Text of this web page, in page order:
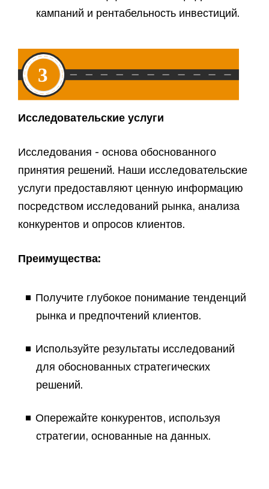
кампаний и рентабельность инвестиций.
Исследовательские услуги
Исследования - основа обоснованного
принятия решений. Наши исследовательские
услуги предоставляют ценную информацию
посредством исследований рынка, анализа
конкурентов и опросов клиентов.
Преимущества:
Получите глубокое понимание тенденций
рынка и предпочтений клиентов.
Используйте результаты исследований
для обоснованных стратегических
решений.
Опережайте конкурентов, используя
стратегии, основанные на данных.